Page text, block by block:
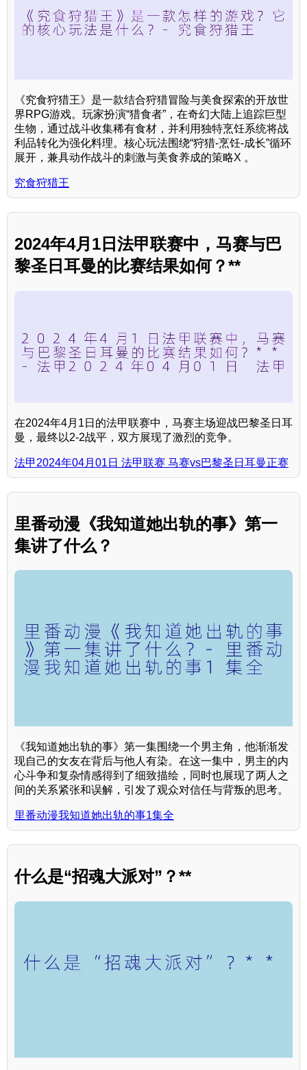
《究食狩猎王》是一款结合狩猎冒险与美食探索的开放世
界RPG游戏。玩家扮演“猎食者”，在奇幻大陆上追踪巨型
生物，通过战斗收集稀有食材，并利用独特烹饪系统将战
利品转化为强化料理。核心玩法围绕“狩猎-烹饪-成长”循环
展开，兼具动作战斗的刺激与美食养成的策略X 。
究食狩猎王
2024年4月1日法甲联赛中，马赛与巴
黎圣日耳曼的比赛结果如何？**
在2024年4月1日的法甲联赛中，马赛主场迎战巴黎圣日耳
曼，最终以2-2战平，双方展现了激烈的竞争。
法甲2024年04月01日 法甲联赛 马赛vs巴黎圣日耳曼正赛
里番动漫《我知道她出轨的事》第一
集讲了什么？
《我知道她出轨的事》第一集围绕一个男主角，他渐渐发
现自己的女友在背后与他人有染。在这一集中，男主的内
心斗争和复杂情感得到了细致描绘，同时也展现了两人之
间的关系紧张和误解，引发了观众对信任与背叛的思考。
里番动漫我知道她出轨的事1集全
什么是“招魂大派对”？**